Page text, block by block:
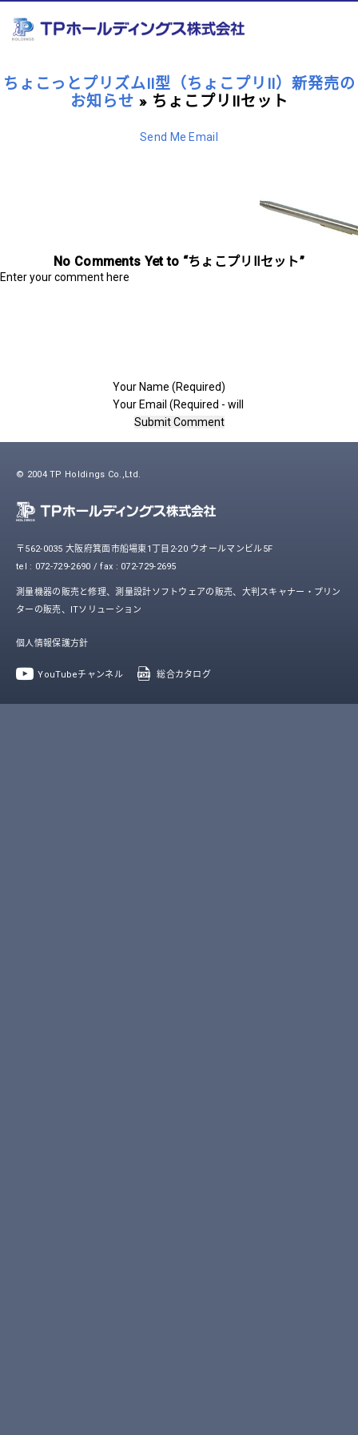
ちょこっとプリズムⅡ型（ちょこプリⅡ）新発売の
お知らせ » ちょこプリⅡセット
Send Me Email
No Comments Yet to “ちょこプリⅡセット”
© 2004 TP Holdings Co.,Ltd.
〒562-0035 大阪府箕面市船場東1丁目2-20 ウオールマンビル5F
tel : 072-729-2690 / fax : 072-729-2695
測量機器の販売と修理、測量設計ソフトウェアの販売、大判スキャナー・プリン
ターの販売、ITソリューション
個人情報保護方針
YouTubeチャンネル 総合カタログ